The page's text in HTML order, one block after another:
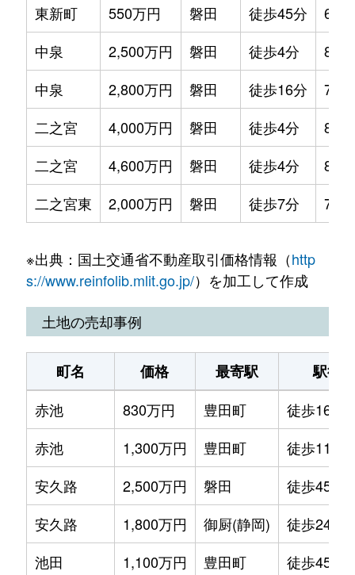
東新町 550万円 磐田 徒歩45分
中泉
2,500万円 磐田 徒歩4分
中泉
2,800万円 磐田 徒歩16分
二之宮
4,000万円 磐田 徒歩4分
二之宮
4,600万円 磐田 徒歩4分
二之宮東
2,000万円 磐田 徒歩7分
※出典：国土交通省不動産取引価格情報（http
s://www.reinfolib.mlit.go.jp/）を加工して作成
土地の売却事例
町名 価格 最寄駅
駅徒歩
赤池
830万円 豊田町
徒歩16分
赤池
1,300万円 豊田町
徒歩11分
安久路
2,500万円 磐田
徒歩45分
安久路
1,800万円 御厨(静岡)
徒歩24分
池田
1,100万円 豊田町
徒歩45分